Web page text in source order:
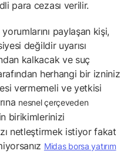
para cezası verilir.
paylaşan kişi,
değildir uyarısı
kalkacak ve suç
herhangi bir izniniz
vermemeli ve yetkisi
nesnel çerçeveden
birikimlerinizi
netleştirmek istiyor fakat
Midas borsa yatırım